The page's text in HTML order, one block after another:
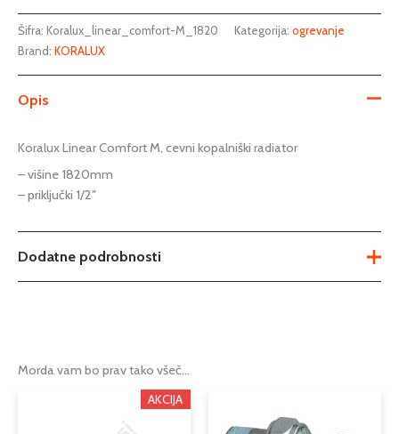
Šifra: Koralux_linear_comfort-M_1820 Kategorija: ogrevanje
Brand: KORALUX
Opis
Koralux Linear Comfort M, cevni kopalniški radiator
– višine 1820mm
– priključki 1/2″
Dodatne podrobnosti
750mm
kopalniški radiator
Morda vam bo prav tako všeč…
AKCIJA
Cenovni
Ta